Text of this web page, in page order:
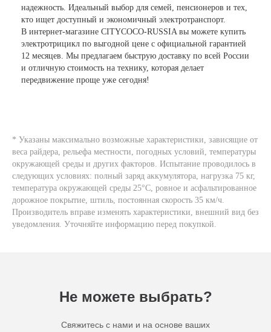
надежность. Идеальный выбор для семей, пенсионеров и тех,
кто ищет доступный и экономичный электротранспорт.
В интернет-магазине CITYCOCO-RUSSIA вы можете купить
электротрицикл по выгодной цене с официальной гарантией
12 месяцев. Мы предлагаем быструю доставку по всей России
и отличную стоимость на технику, которая делает
передвижение проще уже сегодня!
* Указаны максимально возможные характеристики, зависящие от
веса райдера, рельефа местности, погодных условий, температуры
окружающей среды и других факторов. Испытание проводилось в
следующих условиях: полный заряд аккумулятора, нагрузка 75 кг,
температура окружающей среды 25°C, ровное и асфальтированное
дорожное покрытие, штиль, постоянная скорость 35 км/ч.
Производитель вправе изменять характеристики, внешний вид без
уведомления. Уточняйте информацию перед покупкой.
Не можете выбрать?
Свяжитесь с нами и на основе ваших